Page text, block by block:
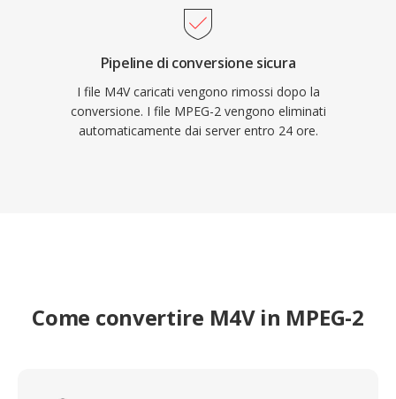
Pipeline di conversione sicura
I file M4V caricati vengono rimossi dopo la
conversione. I file MPEG-2 vengono eliminati
automaticamente dai server entro 24 ore.
Come convertire M4V in MPEG-2